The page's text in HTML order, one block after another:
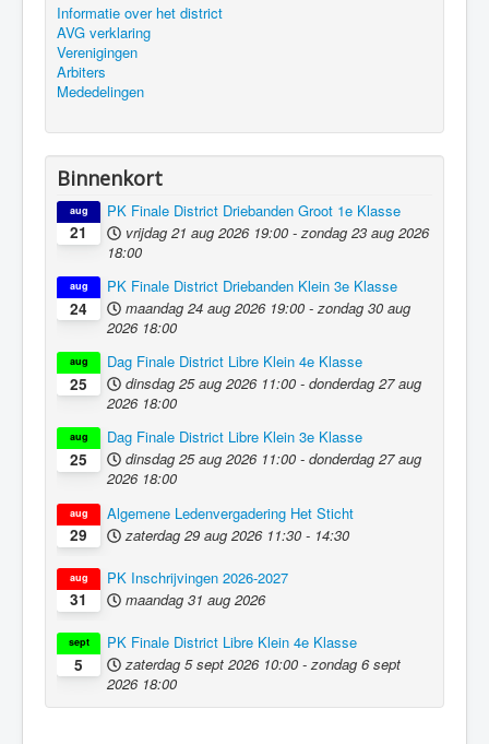
Informatie over het district
AVG verklaring
Verenigingen
Arbiters
Mededelingen
Binnenkort
21
aug
PK Finale District Driebanden Groot 1e Klasse
vrijdag 21 aug 2026 19:00 - zondag 23 aug 2026
18:00
24
aug
PK Finale District Driebanden Klein 3e Klasse
maandag 24 aug 2026 19:00 - zondag 30 aug
2026 18:00
25
aug
Dag Finale District Libre Klein 4e Klasse
dinsdag 25 aug 2026 11:00 - donderdag 27 aug
2026 18:00
25
aug
Dag Finale District Libre Klein 3e Klasse
dinsdag 25 aug 2026 11:00 - donderdag 27 aug
2026 18:00
29
aug
Algemene Ledenvergadering Het Sticht
zaterdag 29 aug 2026 11:30 - 14:30
31
aug
PK Inschrijvingen 2026-2027
maandag 31 aug 2026
5
sept
PK Finale District Libre Klein 4e Klasse
zaterdag 5 sept 2026 10:00 - zondag 6 sept
2026 18:00